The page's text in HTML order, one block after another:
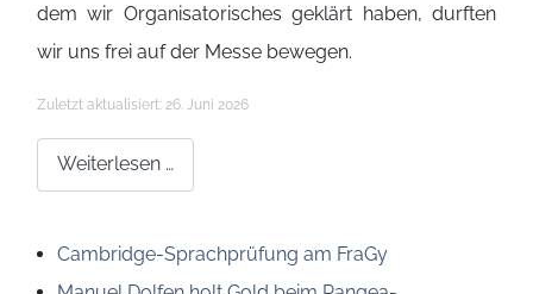
dem wir Organisatorisches geklärt haben, durften
wir uns frei auf der Messe bewegen.
Details
Zuletzt aktualisiert: 26. Juni 2026
Weiterlesen …
Cambridge-Sprachprüfung am FraGy